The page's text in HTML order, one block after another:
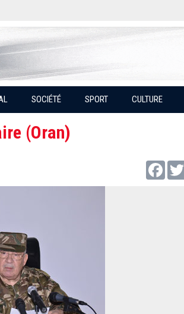
SOCIÉTÉ SPORT CULTURE
(Oran)